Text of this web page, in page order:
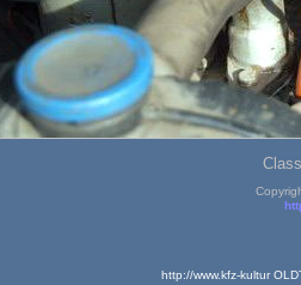
http://www.kfz-kultur